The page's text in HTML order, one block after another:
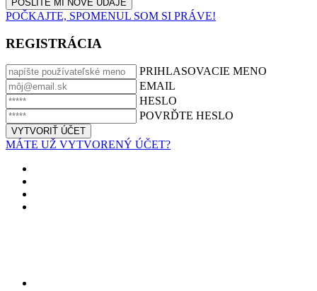
POČKAJTE, SPOMENUL SOM SI PRÁVE!
REGISTRÁCIA
PRIHLASOVACIE MENO
EMAIL
HESLO
POVRĎTE HESLO
MÁTE UŽ VYTVORENÝ ÚČET?